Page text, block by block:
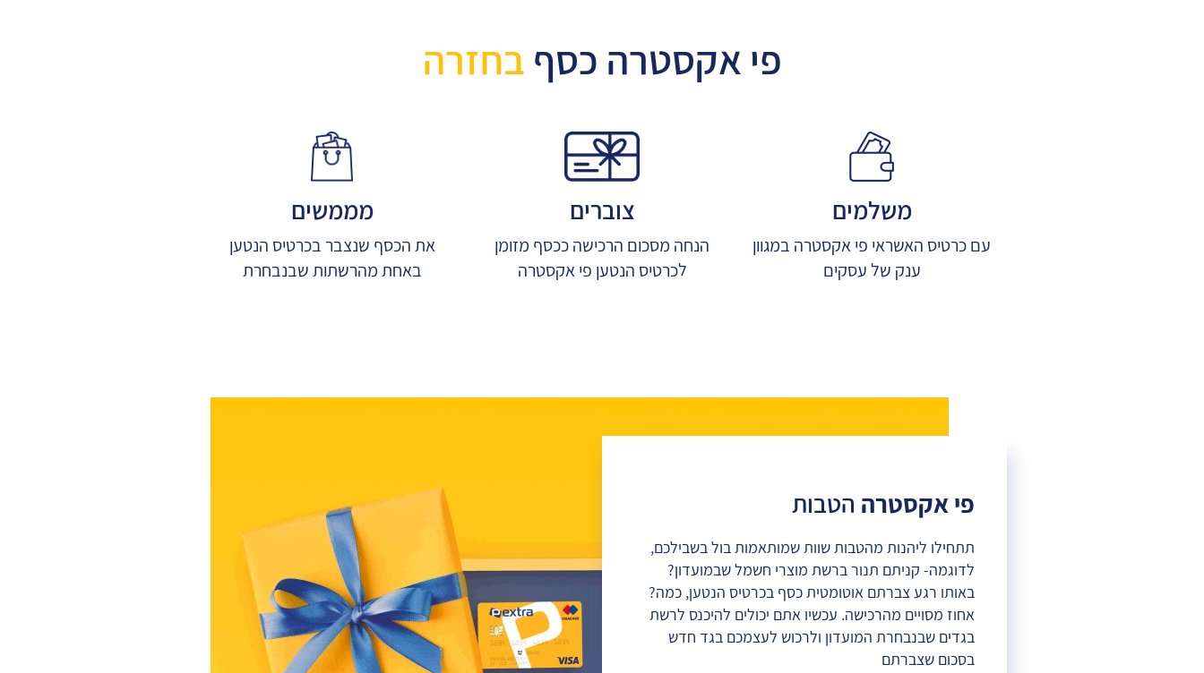
פי אקסטרה כסף בחזרה
משלמים
עם כרטיס האשראי פי אקסטרה במגוון
ענק של עסקים
צוברים
הנחה מסכום הרכישה ככסף מזומן
לכרטיס הנטען פי אקסטרה
מממשים
את הכסף שנצבר בכרטיס הנטען
באחת מהרשתות שבנבחרת
פי אקסטרה הטבות
תתחילו ליהנות מהטבות שוות שמותאמות בול בשבילכם,
לדוגמה- קניתם תנור ברשת מוצרי חשמל שבמועדון?
באותו רגע צברתם אוטומטית כסף בכרטיס הנטען, כמה?
אחוז מסויים מהרכישה. עכשיו אתם יכולים להיכנס לרשת
בגדים שבנבחרת המועדון ולרכוש לעצמכם בגד חדש
בסכום שצברתם